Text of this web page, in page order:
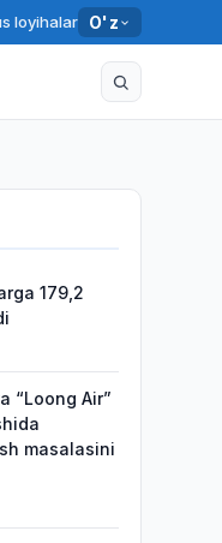
loyihalar O'z
179,2
“Loong Air”
masalasini